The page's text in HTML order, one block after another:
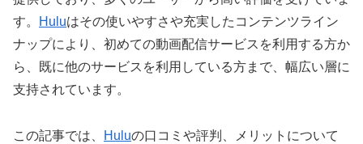
す。
Huluはその使いやすさや充実したコンテンツライン
ナップにより、初めての動画配信サービスを利用する方か
ら、既に他のサービスを利用している方まで、幅広い層に
支持されています。
この記事では、 Huluの口コミや評判、メリットについて